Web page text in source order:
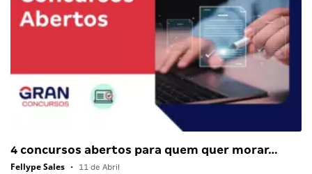
4 concursos abertos para quem quer morar…
Fellype Sales • 11 de Abril